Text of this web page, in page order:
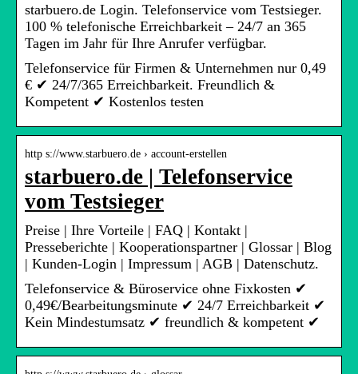
starbuero.de Login. Telefonservice vom Testsieger.
100 % telefonische Erreichbarkeit – 24/7 an 365
Tagen im Jahr für Ihre Anrufer verfügbar.
Telefonservice für Firmen & Unternehmen nur 0,49
€ ✔ 24/7/365 Erreichbarkeit. Freundlich &
Kompetent ✔ Kostenlos testen
http s://www.starbuero.de › account-erstellen
starbuero.de | Telefonservice
vom Testsieger
Preise | Ihre Vorteile | FAQ | Kontakt |
Presseberichte | Kooperationspartner | Glossar | Blog
| Kunden-Login | Impressum | AGB | Datenschutz.
Telefonservice & Büroservice ohne Fixkosten ✔
0,49€/Bearbeitungsminute ✔ 24/7 Erreichbarkeit ✔
Kein Mindestumsatz ✔ freundlich & kompetent ✔